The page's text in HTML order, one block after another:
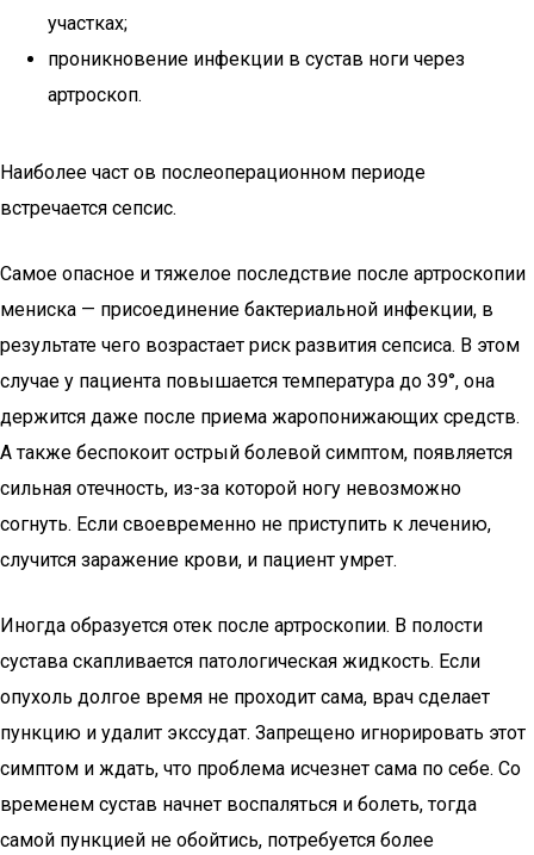
участках;
проникновение инфекции в сустав ноги через
артроскоп.
Наиболее част ов послеоперационном периоде
встречается сепсис.
Самое опасное и тяжелое последствие после артроскопии
мениска — присоединение бактериальной инфекции, в
результате чего возрастает риск развития сепсиса. В этом
случае у пациента повышается температура до 39°, она
держится даже после приема жаропонижающих средств.
А также беспокоит острый болевой симптом, появляется
сильная отечность, из-за которой ногу невозможно
согнуть. Если своевременно не приступить к лечению,
случится заражение крови, и пациент умрет.
Иногда образуется отек после артроскопии. В полости
сустава скапливается патологическая жидкость. Если
опухоль долгое время не проходит сама, врач сделает
пункцию и удалит экссудат. Запрещено игнорировать этот
симптом и ждать, что проблема исчезнет сама по себе. Со
временем сустав начнет воспаляться и болеть, тогда
самой пункцией не обойтись, потребуется более